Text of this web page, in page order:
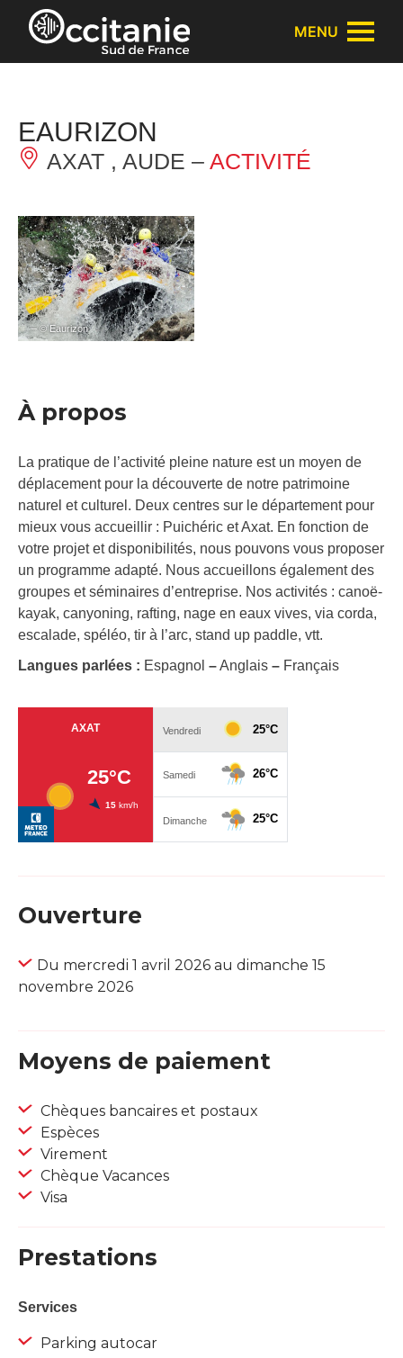
Panneau de gestion des cookies
MENU
EAURIZON
AXAT , AUDE – ACTIVITÉ
– © Eaurizon
À propos
La pratique de l’activité pleine nature est un moyen de
déplacement pour la découverte de notre patrimoine
naturel et culturel. Deux centres sur le département pour
mieux vous accueillir : Puichéric et Axat. En fonction de
votre projet et disponibilités, nous pouvons vous proposer
un programme adapté. Nous accueillons également des
groupes et séminaires d’entreprise. Nos activités : canoë-
kayak, canyoning, rafting, nage en eaux vives, via corda,
escalade, spéléo, tir à l’arc, stand up paddle, vtt.
Langues parlées : Espagnol –Anglais – Français
Ouverture
Du mercredi 1 avril 2026 au dimanche 15
novembre 2026
Moyens de paiement
Chèques bancaires et postaux
Espèces
Virement
Chèque Vacances
Visa
Prestations
Services
Parking autocar